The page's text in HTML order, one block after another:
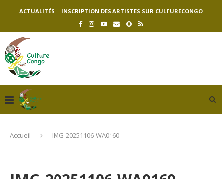
ACTUALITÉS INSCRIPTION DES ARTISTES SUR CULTURECONGO
Accueil IMG-20251106-WA0160